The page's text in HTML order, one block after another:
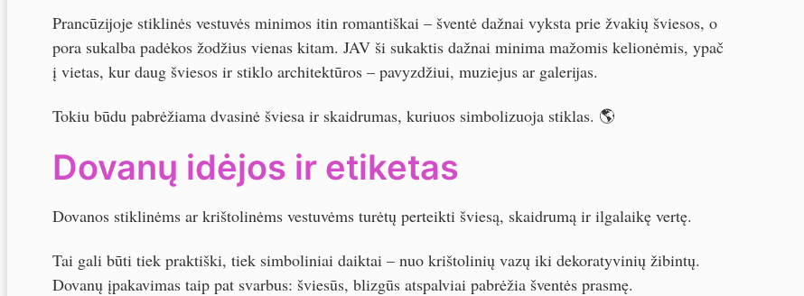
Prancūzijoje stiklinės vestuvės minimos itin romantiškai – šventė dažnai vyksta prie žvakių šviesos, o
pora sukalba padėkos žodžius vienas kitam. JAV ši sukaktis dažnai minima mažomis kelionėmis, ypač
į vietas, kur daug šviesos ir stiklo architektūros – pavyzdžiui, muziejus ar galerijas.
Tokiu būdu pabrėžiama dvasinė šviesa ir skaidrumas, kuriuos simbolizuoja stiklas. 🌎
Dovanų idėjos ir etiketas
Dovanos stiklinėms ar krištolinėms vestuvėms turėtų perteikti šviesą, skaidrumą ir ilgalaikę vertę.
Tai gali būti tiek praktiški, tiek simboliniai daiktai – nuo krištolinių vazų iki dekoratyvinių žibintų.
Dovanų įpakavimas taip pat svarbus: šviesūs, blizgūs atspalviai pabrėžia šventės prasmę.